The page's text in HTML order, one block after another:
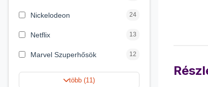
Nickelodeon 24
Netflix 13
Marvel Szuperhősök 12
Rubik bűvös kocka 10
több (11)